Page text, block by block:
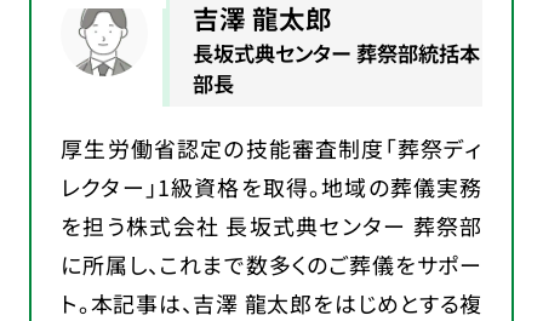
吉澤 龍太郎
長坂式典センター 葬祭部統括本
部長
厚生労働省認定の技能審査制度「葬祭ディ
レクター」1級資格を取得。地域の葬儀実務
を担う株式会社 長坂式典センター 葬祭部
に所属し、これまで数多くのご葬儀をサポー
ト。本記事は、吉澤 龍太郎をはじめとする複